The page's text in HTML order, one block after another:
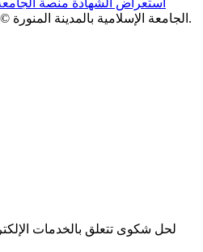
الجامعة الإسلامية بالمدينة المنورة © . جميع الحقوق محفوظة.
لحل شكوى تتعلق بالخدمات